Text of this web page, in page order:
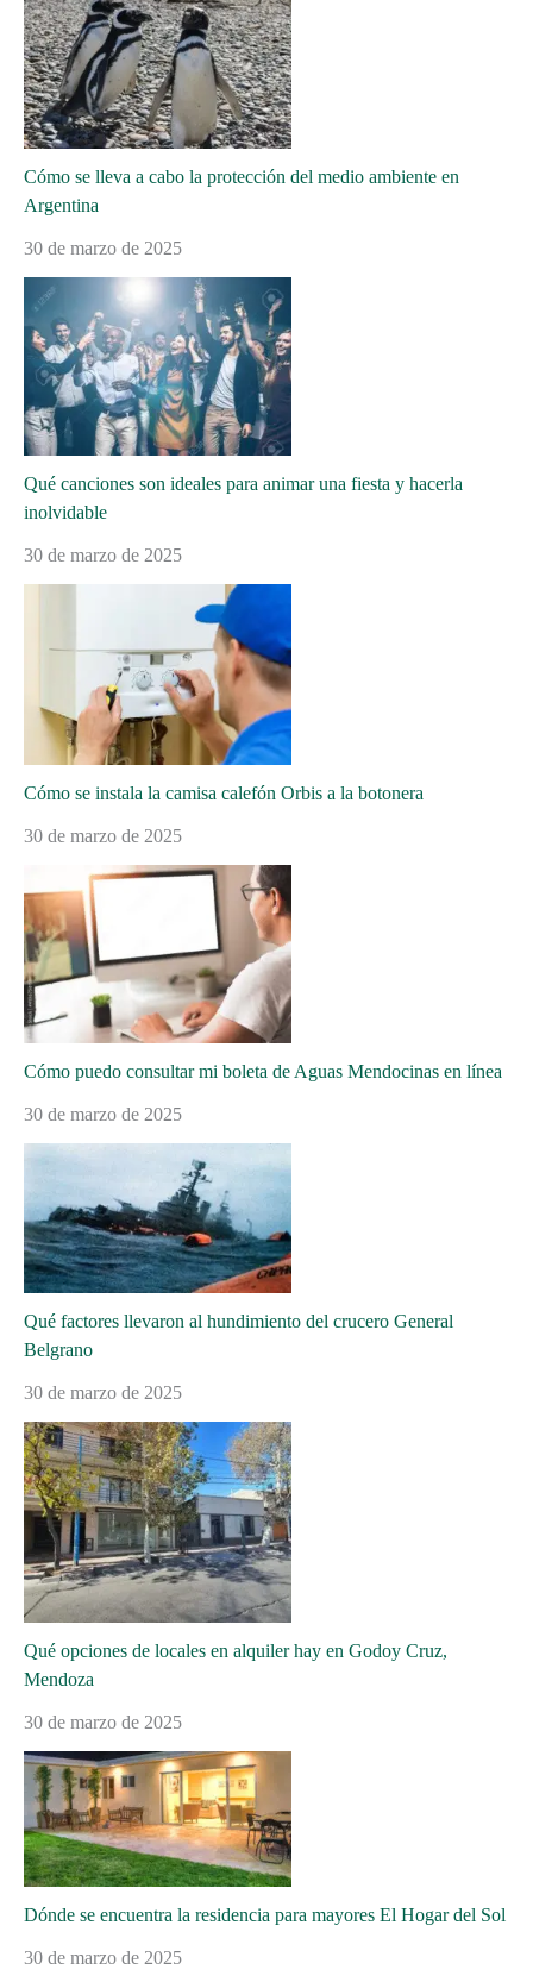
Cómo se lleva a cabo la protección del medio ambiente en
Argentina
30 de marzo de 2025
Qué canciones son ideales para animar una fiesta y hacerla
inolvidable
30 de marzo de 2025
Cómo se instala la camisa calefón Orbis a la botonera
30 de marzo de 2025
Cómo puedo consultar mi boleta de Aguas Mendocinas en línea
30 de marzo de 2025
Qué factores llevaron al hundimiento del crucero General
Belgrano
30 de marzo de 2025
Qué opciones de locales en alquiler hay en Godoy Cruz,
Mendoza
30 de marzo de 2025
Dónde se encuentra la residencia para mayores El Hogar del Sol
30 de marzo de 2025